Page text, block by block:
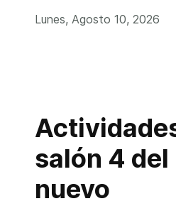
Lunes, Agosto 10, 2026
salón 4 del
nuevo